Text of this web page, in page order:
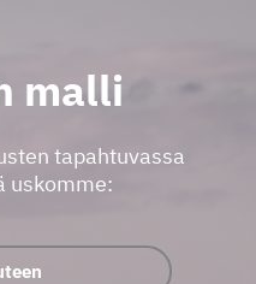
malli
tapahtuvassa
uskomme: